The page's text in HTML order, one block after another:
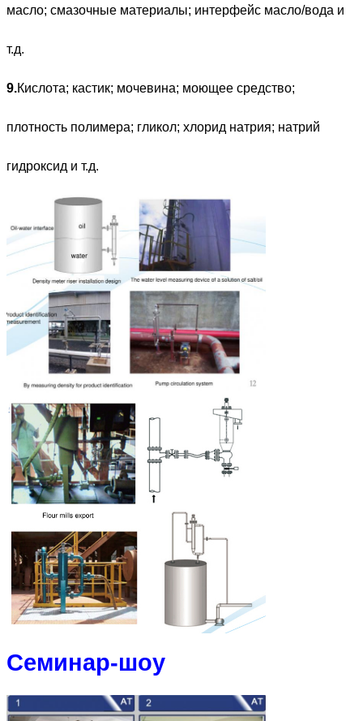
масло; смазочные материалы; интерфейс масло/вода и
т.д.
9.Кислота; кастик; мочевина; моющее средство;
плотность полимера; гликол; хлорид натрия; натрий
гидроксид и т.д.
Семинар-шоу